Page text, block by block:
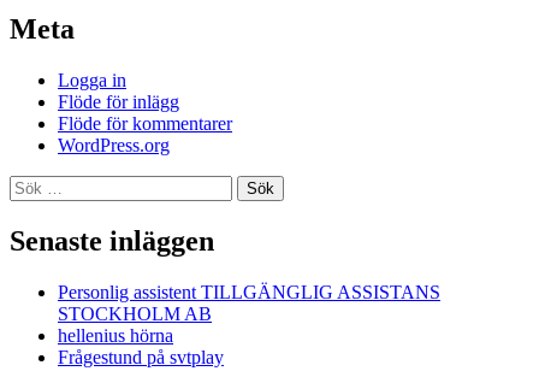
Meta
Logga in
Flöde för inlägg
Flöde för kommentarer
WordPress.org
Sök
efter:
Senaste inläggen
Personlig assistent TILLGÄNGLIG ASSISTANS
STOCKHOLM AB
hellenius hörna
Frågestund på svtplay